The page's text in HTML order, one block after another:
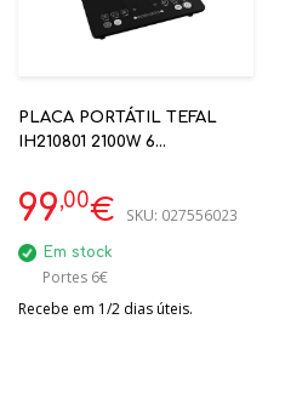
PLACA PORTÁTIL TEFAL
IH210801 2100W 6
99,00€ SKU: 027556023
Em stock
Portes 6€
Recebe em 1/2 dias úteis.